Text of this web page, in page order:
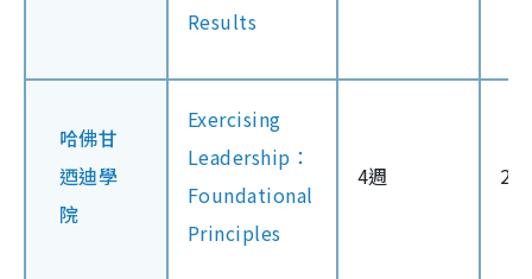
Results
哈佛甘
迺迪學
院
Exercising
Leadership：
Foundational
Principles
4週